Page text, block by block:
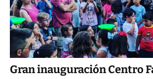
Gran inauguración Centro